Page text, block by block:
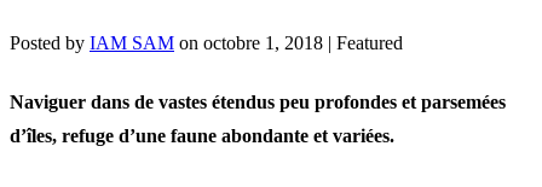
Posted by IAM SAM on octobre 1, 2018 | Featured
Naviguer dans de vastes étendus peu profondes et parsemées
d’îles, refuge d’une faune abondante et variées.